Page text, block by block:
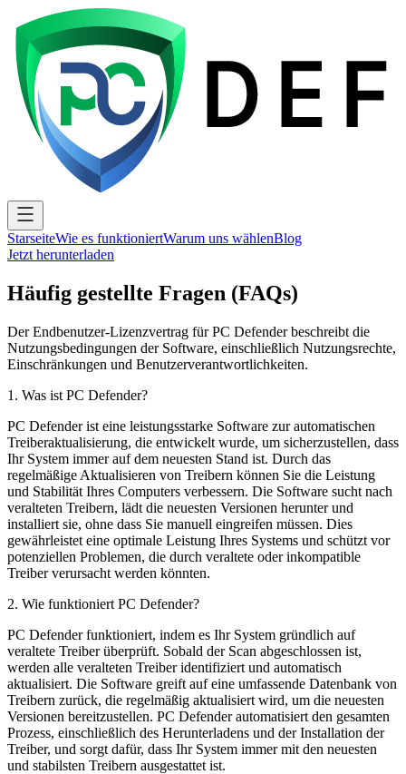
StarseiteWie es funktioniertWarum uns wählenBlog
Jetzt herunterladen
Häufig gestellte Fragen (FAQs)
Der Endbenutzer-Lizenzvertrag für PC Defender beschreibt die
Nutzungsbedingungen der Software, einschließlich Nutzungsrechte,
Einschränkungen und Benutzerverantwortlichkeiten.
1 . Was ist PC Defender?
PC Defender ist eine leistungsstarke Software zur automatischen
Treiberaktualisierung, die entwickelt wurde, um sicherzustellen, dass
Ihr System immer auf dem neuesten Stand ist. Durch das
regelmäßige Aktualisieren von Treibern können Sie die Leistung
und Stabilität Ihres Computers verbessern. Die Software sucht nach
veralteten Treibern, lädt die neuesten Versionen herunter und
installiert sie, ohne dass Sie manuell eingreifen müssen. Dies
gewährleistet eine optimale Leistung Ihres Systems und schützt vor
potenziellen Problemen, die durch veraltete oder inkompatible
Treiber verursacht werden könnten.
2. Wie funktioniert PC Defender?
PC Defender funktioniert, indem es Ihr System gründlich auf
veraltete Treiber überprüft. Sobald der Scan abgeschlossen ist,
werden alle veralteten Treiber identifiziert und automatisch
aktualisiert. Die Software greift auf eine umfassende Datenbank von
Treibern zurück, die regelmäßig aktualisiert wird, um die neuesten
Versionen bereitzustellen. PC Defender automatisiert den gesamten
Prozess, einschließlich des Herunterladens und der Installation der
Treiber, und sorgt dafür, dass Ihr System immer mit den neuesten
und stabilsten Treibern ausgestattet ist.